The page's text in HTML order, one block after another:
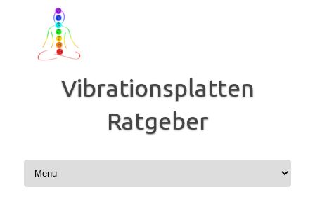
springen
Vibrationsplatten
Ratgeber